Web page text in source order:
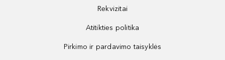
Rekvizitai
Atitikties politika
Pirkimo ir pardavimo taisyklės